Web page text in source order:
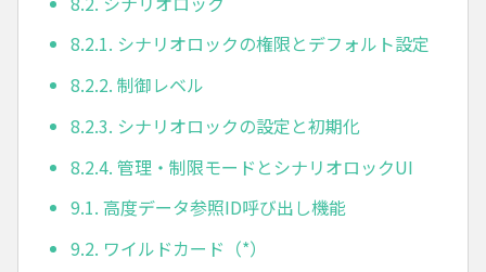
8.2.1. シナリオロックの権限とデフォルト設定
8.2.2. 制御レベル
8.2.3. シナリオロックの設定と初期化
8.2.4. 管理・制限モードとシナリオロックUI
9.1. 高度データ参照ID呼び出し機能
9.2. ワイルドカード（*）